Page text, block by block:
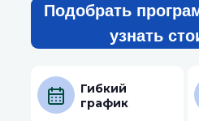
Гибкий
график
Подобрать
узнать